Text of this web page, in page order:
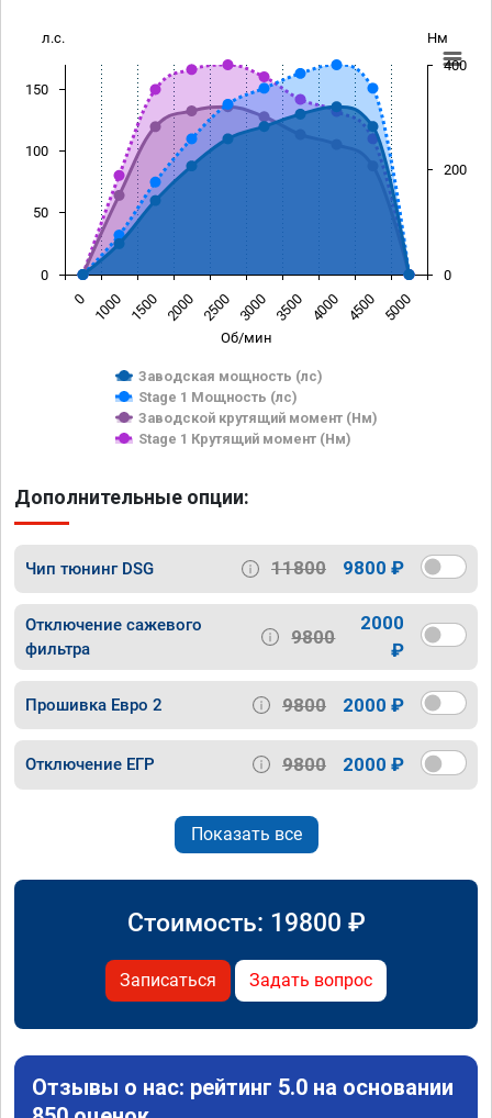
Об/мин
л.с. Нм
Заводская мощность (лс)
Stage 1 Мощность (лс)
Заводской крутящий момент (Нм)
Stage 1 Крутящий момент (Нм)
0 1000 1500 2000 2500 3000 3500 4000 4500 5000
0
50
100
150
0
200
400
Дополнительные опции:
Чип тюнинг DSG 11800 9800 ₽
Отключение сажевого
фильтра
9800
2000
₽
Прошивка Евро 2 9800 2000 ₽
Отключение ЕГР 9800 2000 ₽
Показать все
Стоимость: 19800 ₽
Записаться Задать вопрос
Отзывы о нас: рейтинг 5.0 на основании